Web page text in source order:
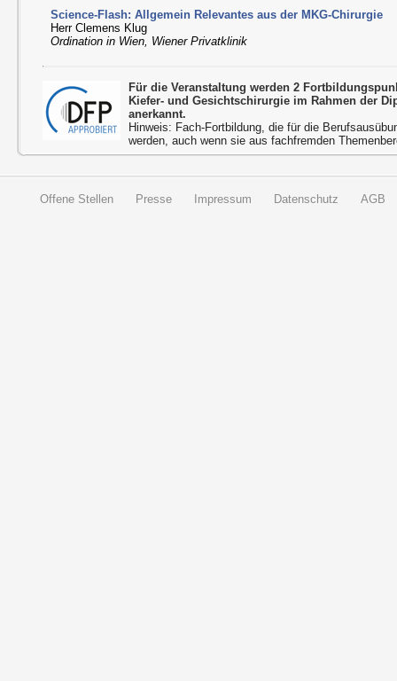
Science-Flash: Allgemein Relevantes aus der MKG-Chirurgie
Herr Clemens Klug
Ordination in Wien, Wiener Privatklinik
Für die Veranstaltung werden 2
Kiefer- und Gesichtschirurgie im Rahmen der
anerkannt.
Hinweis: Fach-Fortbildung, die für die
werden, auch wenn sie aus fachfremden
Offene Stellen Presse Impressum Datenschutz AGB